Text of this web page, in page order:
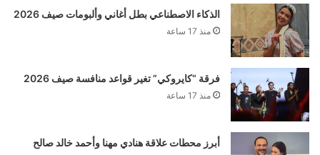
الذكاء الاصطناعي بطل أغاني وألبومات صيف 2026
منذ 17 ساعة
فرقة “كايروكي” تغير قواعد منافسة صيف 2026
منذ 17 ساعة
أبرز محطات علاقة هنادي مهنا وأحمد خالد صالح